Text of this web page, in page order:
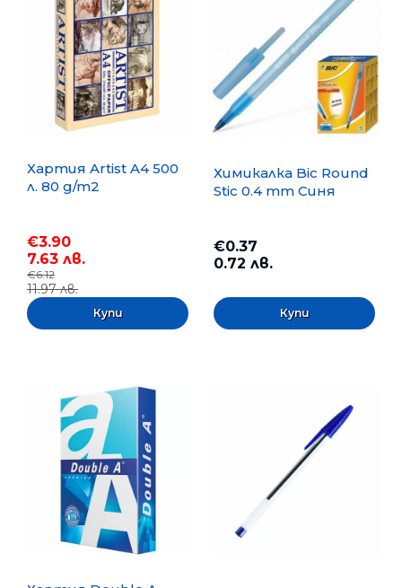
Хартия Artist A4 500
л. 80 g/m2
€3.90
7.63 лв.
€6.12
11.97 лв.
Химикалка Bic Round
Stic 0.4 mm Синя
€0.37
0.72 лв.